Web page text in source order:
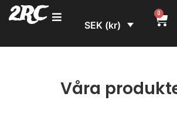
2RC SEK (kr)
0
Våra